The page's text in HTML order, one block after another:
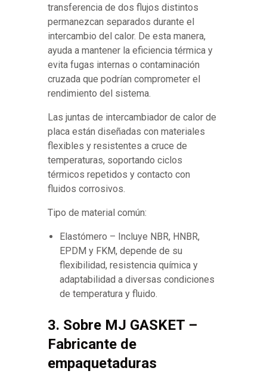
transferencia de dos flujos distintos
permanezcan separados durante el
intercambio del calor. De esta manera,
ayuda a mantener la eficiencia térmica y
evita fugas internas o contaminación
cruzada que podrían comprometer el
rendimiento del sistema.
Las juntas de intercambiador de calor de
placa están diseñadas con materiales
flexibles y resistentes a cruce de
temperaturas, soportando ciclos
térmicos repetidos y contacto con
fluidos corrosivos.
Tipo de material común:
Elastómero – Incluye NBR, HNBR,
EPDM y FKM, depende de su
flexibilidad, resistencia química y
adaptabilidad a diversas condiciones
de temperatura y fluido.
3. Sobre MJ GASKET –
Fabricante de
empaquetaduras